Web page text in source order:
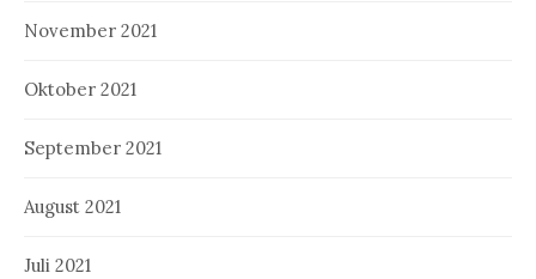
November 2021
Oktober 2021
September 2021
August 2021
Juli 2021